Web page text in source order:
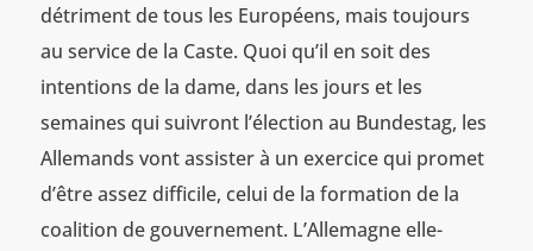
détriment de tous les Européens, mais toujours
au service de la Caste. Quoi qu’il en soit des
intentions de la dame, dans les jours et les
semaines qui suivront l’élection au Bundestag, les
Allemands vont assister à un exercice qui promet
d’être assez difficile, celui de la formation de la
coalition de gouvernement. L’Allemagne elle-